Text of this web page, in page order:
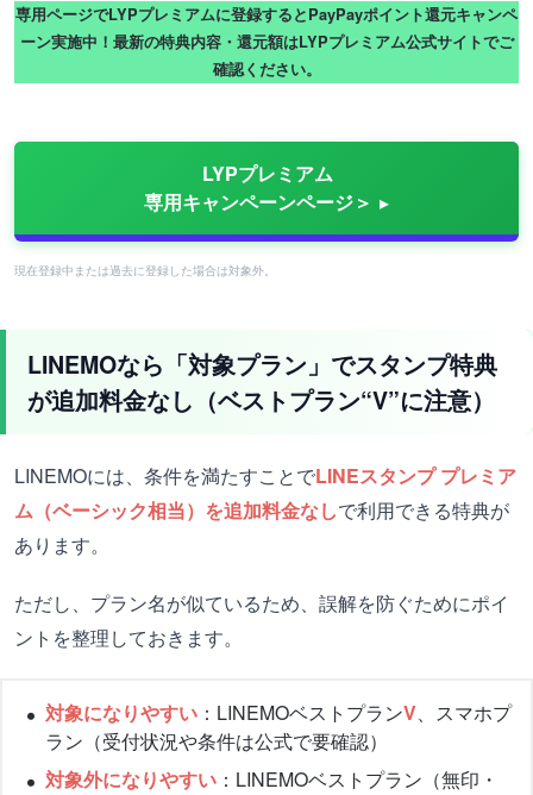
専用ページでLYPプレミアムに登録するとPayPayポイント還元キャンペ
ーン実施中！最新の特典内容・還元額はLYPプレミアム公式サイトでご
確認ください。
LYPプレミアム
専用キャンペーンページ＞
現在登録中または過去に登録した場合は対象外。
LINEMOなら「対象プラン」でスタンプ特典
が追加料金なし（ベストプラン“V”に注意）
LINEMOには、条件を満たすことでLINEスタンプ プレミア
ム（ベーシック相当）を追加料金なしで利用できる特典が
あります。
ただし、プラン名が似ているため、誤解を防ぐためにポイ
ントを整理しておきます。
対象になりやすい ：LINEMOベストプランV 、スマホプ
ラン（受付状況や条件は公式で要確認）
対象外になりやすい ：LINEMOベストプラン（無印・